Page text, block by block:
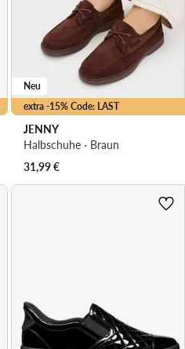
extra -15% Code: LAST
Neu
JENNY
Halbschuhe · Braun
31,99€